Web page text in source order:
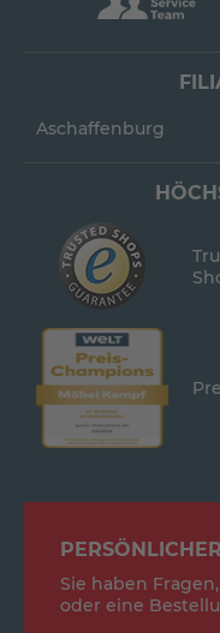
Aschaffenburg
Sie haben
oder eine